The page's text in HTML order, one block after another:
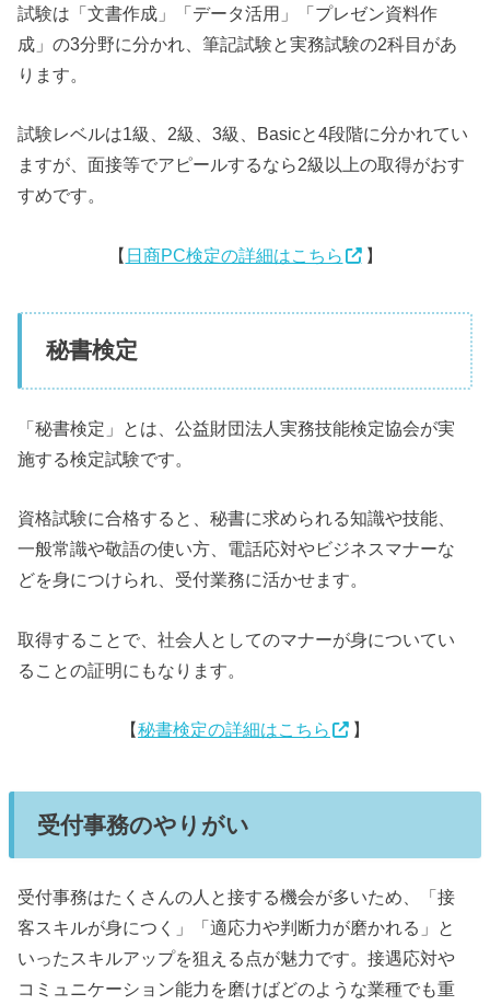
試験は「文書作成」「データ活用」「プレゼン資料作
成」の3分野に分かれ、筆記試験と実務試験の2科目があ
ります。
試験レベルは1級、2級、3級、Basicと4段階に分かれてい
ますが、面接等でアピールするなら2級以上の取得がおす
すめです。
【 日商PC検定の詳細はこちら 】
秘書検定
「秘書検定」とは、公益財団法人実務技能検定協会が実
施する検定試験です。
資格試験に合格すると、秘書に求められる知識や技能、
一般常識や敬語の使い方、電話応対やビジネスマナーな
どを身につけられ、受付業務に活かせます。
取得することで、社会人としてのマナーが身についてい
ることの証明にもなります。
【秘書検定の詳細はこちら 】
受付事務のやりがい
受付事務はたくさんの人と接する機会が多いため、「接
客スキルが身につく」「適応力や判断力が磨かれる」と
いったスキルアップを狙える点が魅力です。接遇応対や
コミュニケーション能力を磨けばどのような業種でも重